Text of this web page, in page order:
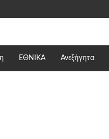
ΕΘΝΙΚΆ Ανεξήγητα